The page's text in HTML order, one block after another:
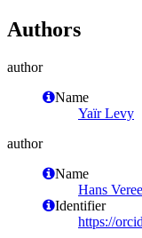
Authors
author
Name
Yaïr Levy
author
Name
Hans
Identifier
https://